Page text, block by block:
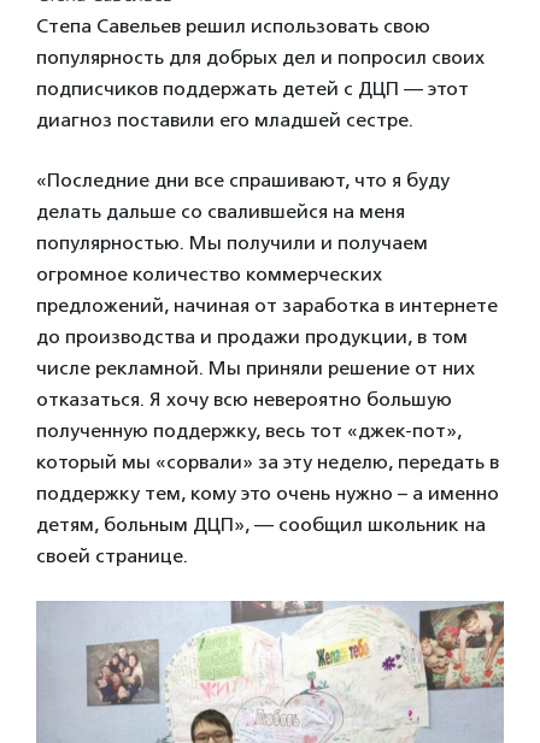
Степа Савельев решил использовать свою
популярность для добрых дел и попросил своих
подписчиков поддержать детей с ДЦП — этот
диагноз поставили его младшей сестре.
«Последние дни все спрашивают, что я буду
делать дальше со свалившейся на меня
популярностью. Мы получили и получаем
огромное количество коммерческих
предложений, начиная от заработка в интернете
до производства и продажи продукции, в том
числе рекламной. Мы приняли решение от них
отказаться. Я хочу всю невероятно большую
полученную поддержку, весь тот «джек-пот»,
который мы «сорвали» за эту неделю, передать в
поддержку тем, кому это очень нужно – а именно
детям, больным ДЦП», — сообщил школьник на
своей странице.